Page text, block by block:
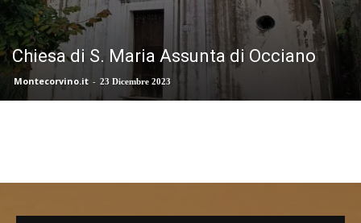
Chiesa di S. Maria Assunta di Occiano
Montecorvino.it - 23 Dicembre 2023